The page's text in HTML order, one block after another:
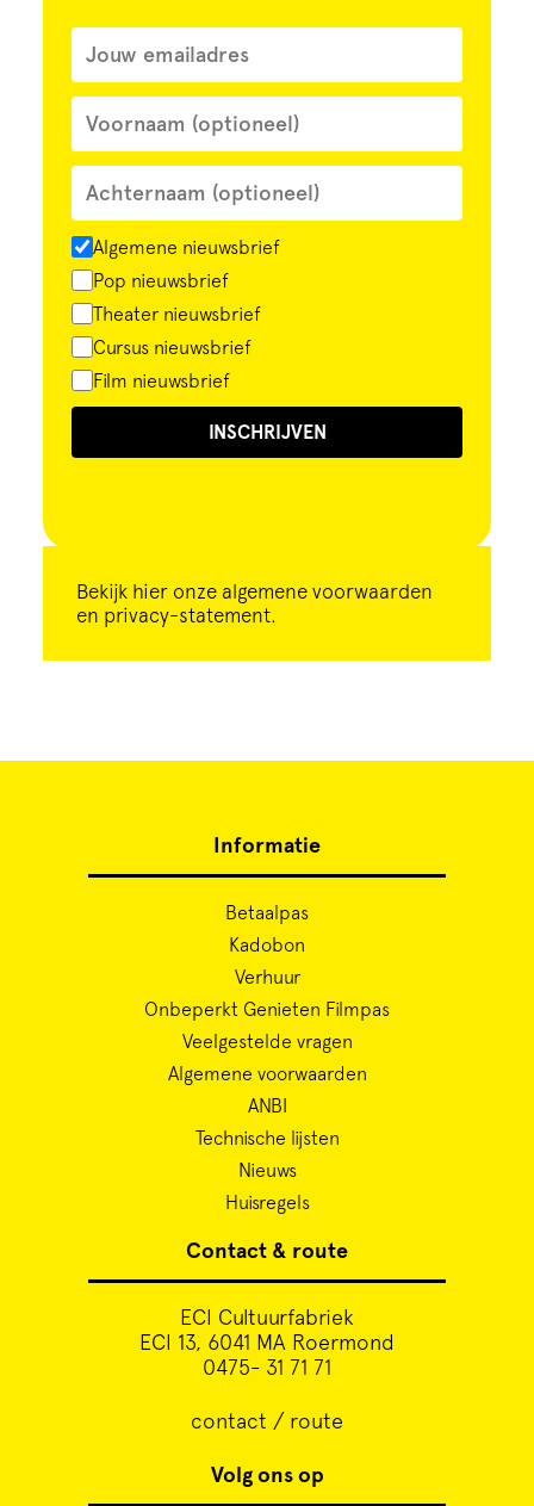
Algemene nieuwsbrief
Pop nieuwsbrief
Theater nieuwsbrief
Cursus nieuwsbrief
Film nieuwsbrief
INSCHRIJVEN
Bekijk hier onze algemene voorwaarden
en privacy-statement.
Informatie
Betaalpas
Kadobon
Verhuur
Onbeperkt Genieten Filmpas
Veelgestelde vragen
Algemene voorwaarden
ANBI
Technische lijsten
Nieuws
Huisregels
Contact & route
ECI Cultuurfabriek
ECI 13, 6041 MA Roermond
0475- 31 71 71
contact / route
Volg ons op